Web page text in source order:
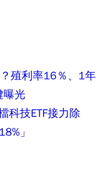
殖利率16％、1年
曝光
技ETF接力除
」